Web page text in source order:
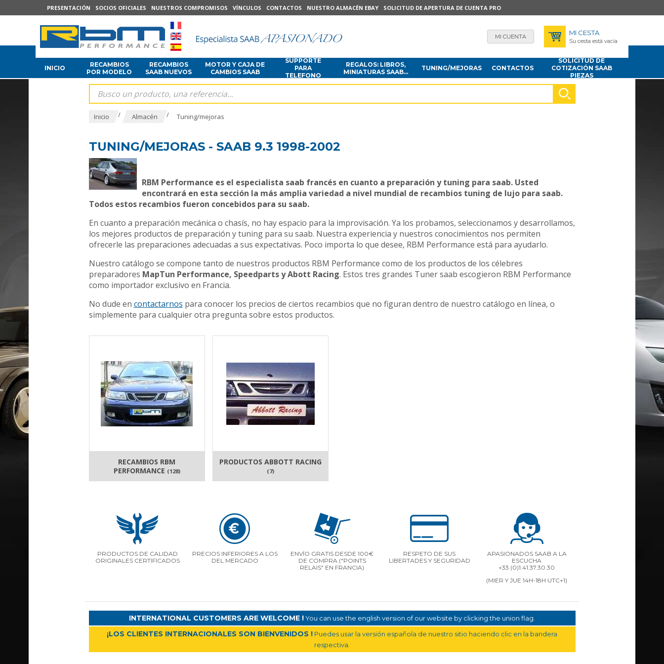
PRESENTACIÓN SOCIOS OFICIALES NUESTROS COMPROMISOS VÍNCULOS CONTACTOS NUESTRO ALMACÉN EBAY SOLICITUD DE APERTURA DE CUENTA PRO
MI CUENTA MI CESTA
Su cesta está vacía
INICIO
RECAMBIOS
POR MODELO
RECAMBIOS
SAAB NUEVOS
MOTOR Y CAJA DE
CAMBIOS SAAB
SUPPORTE
PARA
TELEFONO
REGALOS: LIBROS,
MINIATURAS SAAB...
TUNING/MEJORAS CONTACTOS
SOLICITUD DE
COTIZACIÓN SAAB
PIEZAS
Inicio / Almacén / Tuning/mejoras
TUNING/MEJORAS - SAAB 9.3 1998-2002
RBM Performance es el especialista saab francés en cuanto a preparación y tuning para saab. Usted
encontrará en esta sección la más amplia variedad a nivel mundial de recambios tuning de lujo para saab.
Todos estos recambios fueron concebidos para su saab.
En cuanto a preparación mecánica o chasís, no hay espacio para la improvisación. Ya los probamos, seleccionamos y desarrollamos,
los mejores productos de preparación y tuning para su saab. Nuestra experiencia y nuestros conocimientos nos permiten
ofrecerle las preparaciones adecuadas a sus expectativas. Poco importa lo que desee, RBM Performance está para ayudarlo.
Nuestro catálogo se compone tanto de nuestros productos RBM Performance como de los productos de los célebres
preparadores MapTun Performance, Speedparts y Abott Racing. Estos tres grandes Tuner saab escogieron RBM Performance
como importador exclusivo en Francia.
No dude en contactarnos para conocer los precios de ciertos recambios que no figuran dentro de nuestro catálogo en línea, o
simplemente para cualquier otra pregunta sobre estos productos.
RECAMBIOS RBM
PERFORMANCE (128)
PRODUCTOS ABBOTT RACING
(7)
PRODUCTOS DE CALIDAD
ORIGINALES CERTIFICADOS
PRECIOS INFERIORES A LOS
DEL MERCADO
ENVÍO GRATIS DESDE 100€
DE COMPRA ("POINTS
RELAIS" EN FRANCIA)
RESPETO DE SUS
LIBERTADES Y SEGURIDAD
APASIONADOS SAAB A LA
ESCUCHA
+33 (0)1.41.37.30.30
(MIER Y JUE 14H-18H UTC+1)
INTERNATIONAL CUSTOMERS ARE WELCOME !You can use the english version of our website by clicking the union flag.
¡LOS CLIENTES INTERNACIONALES SON BIENVENIDOS ! Puedes usar la versión española de nuestro sitio haciendo clic en la bandera
respectiva.